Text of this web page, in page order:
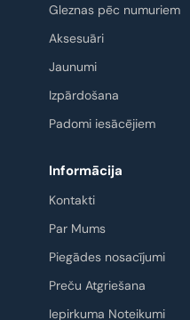
Gleznas pēc numuriem
Aksesuāri
Jaunumi
Izpārdošana
Padomi iesācējiem
Informācija
Kontakti
Par Mums
Piegādes nosacījumi
Preču Atgriešana
Iepirkuma Noteikumi